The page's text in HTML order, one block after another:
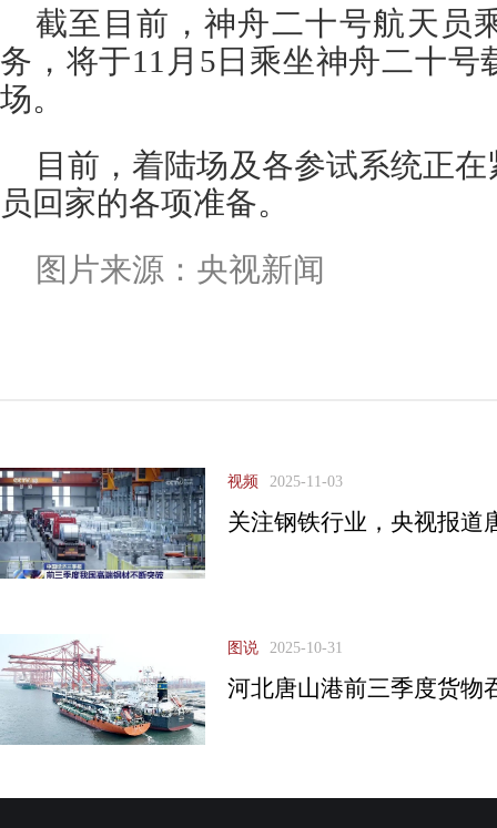
截至目前，神舟二十号航天员
务，将于11月5日乘坐神舟二十号
场。
目前，着陆场及各参试系统正
员回家的各项准备。
图片来源：央视新闻
视频 2025-11-03
关注钢铁行业，央视报道
图说 2025-10-31
河北唐山港前三季度货物